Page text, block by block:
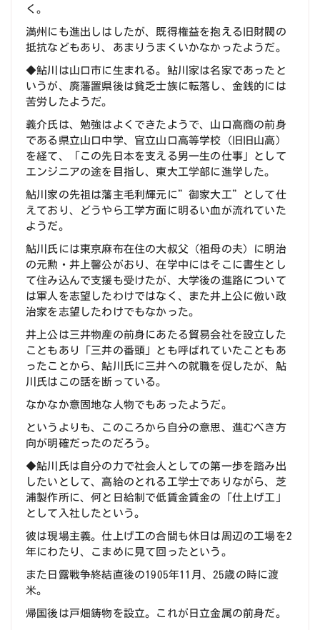
く。
満州にも進出しはしたが、既得権益を抱える旧財閥の
抵抗などもあり、あまりうまくいかなかったようだ。
◆鮎川は山口市に生まれる。鮎川家は名家であったと
いうが、廃藩置県後は貧乏士族に転落し、金銭的には
苦労したようだ。
義介氏は、勉強はよくできたようで、山口高商の前身
である県立山口中学、官立山口高等学校（旧旧山高）
を経て、「この先日本を支える男一生の仕事」として
エンジニアの途を目指し、東大工学部に進学した。
鮎川家の先祖は藩主毛利輝元に”御家大工”として仕
えており、どうやら工学方面に明るい血が流れていた
ようだ。
鮎川氏には東京麻布在住の大叔父（祖母の夫）に明治
の元勲・井上馨公がおり、在学中にはそこに書生とし
て住み込んで支援も受けたが、大学後の進路について
は軍人を志望したわけではなく、また井上公に倣い政
治家を志望したわけでもなかった。
井上公は三井物産の前身にあたる貿易会社を設立した
こともあり「三井の番頭」とも呼ばれていたこともあ
ったことから、鮎川氏に三井への就職を促したが、鮎
川氏はこの話を断っている。
なかなか意固地な人物でもあったようだ。
というよりも、このころから自分の意思、進むべき方
向が明確だったのだろう。
◆鮎川氏は自分の力で社会人としての第一歩を踏み出
したいとして、高給のとれる工学士でありながら、芝
浦製作所に、何と日給制で低賃金賃金の「仕上げ工」
として入社したという。
彼は現場主義。仕上げ工の合間も休日は周辺の工場を2
年にわたり、こまめに見て回ったという。
また日露戦争終結直後の1905年11月、25歳の時に渡
米。
帰国後は戸畑鋳物を設立。これが日立金属の前身だ。